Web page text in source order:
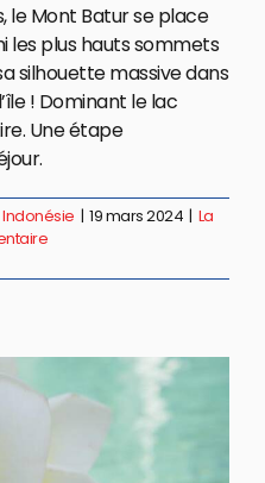
le Mont Batur se place
les plus hauts sommets
silhouette massive dans
! Dominant le lac
Une étape
| 19 mars 2024 | La